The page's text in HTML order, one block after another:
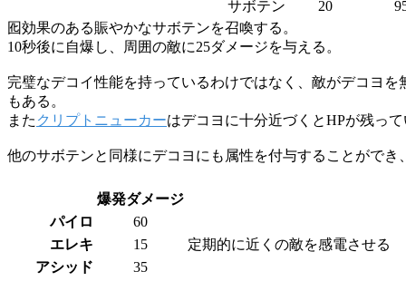
サボテン
20
囮効果のある賑やかなサボテンを召喚する。
10秒後に自爆し、周囲の敵に25ダメージを与える。
完璧なデコイ性能を持っているわけではなく、敵がデコヨ
もある。
また クリプトニューカーはデコヨに十分近づくとHPが残っ
他のサボテンと同様にデコヨにも属性を付与することができ
爆発ダメージ
パイロ
60
エレキ
15
定期的に近くの敵を感電させる
アシッド
35